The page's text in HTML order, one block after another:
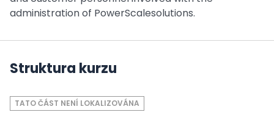
administration of PowerScalesolutions.
Struktura kurzu
TATO ČÁST NENÍ LOKALIZOVÁNA